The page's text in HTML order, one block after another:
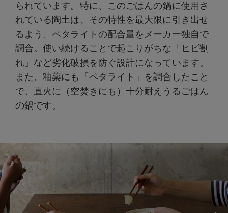
られています。特に、このごはんの鍋に使用さ
れている陶土は、その特性を最大限に引き出せ
るよう、ペタライトの配合量をメーカー独自で
調合。使い続けることで起こりがちな「ヒビ割
れ」など劣化破損を防ぐ設計になっています。
また、釉薬にも「ペタライト」を調合したこと
で、直火に（空焚きにも）十分耐えうるごはん
の鍋です。